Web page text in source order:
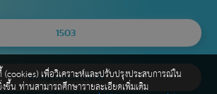
1503
info@ocean.co.th
(cookies) เพื่อวิเคราะห์และปรับปรุงประสบการณ์ใน
งขึ้น ท่านสามารถศึกษารายละเอียดเพิ่มเติม